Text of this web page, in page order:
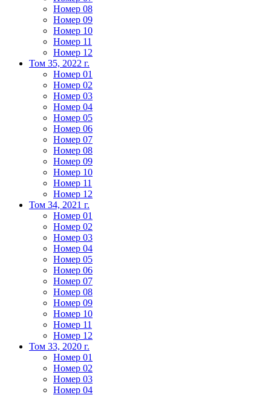
Номер 08
Номер 09
Номер 10
Номер 11
Номер 12
Том 35, 2022 г.
Номер 01
Номер 02
Номер 03
Номер 04
Номер 05
Номер 06
Номер 07
Номер 08
Номер 09
Номер 10
Номер 11
Номер 12
Том 34, 2021 г.
Номер 01
Номер 02
Номер 03
Номер 04
Номер 05
Номер 06
Номер 07
Номер 08
Номер 09
Номер 10
Номер 11
Номер 12
Том 33, 2020 г.
Номер 01
Номер 02
Номер 03
Номер 04